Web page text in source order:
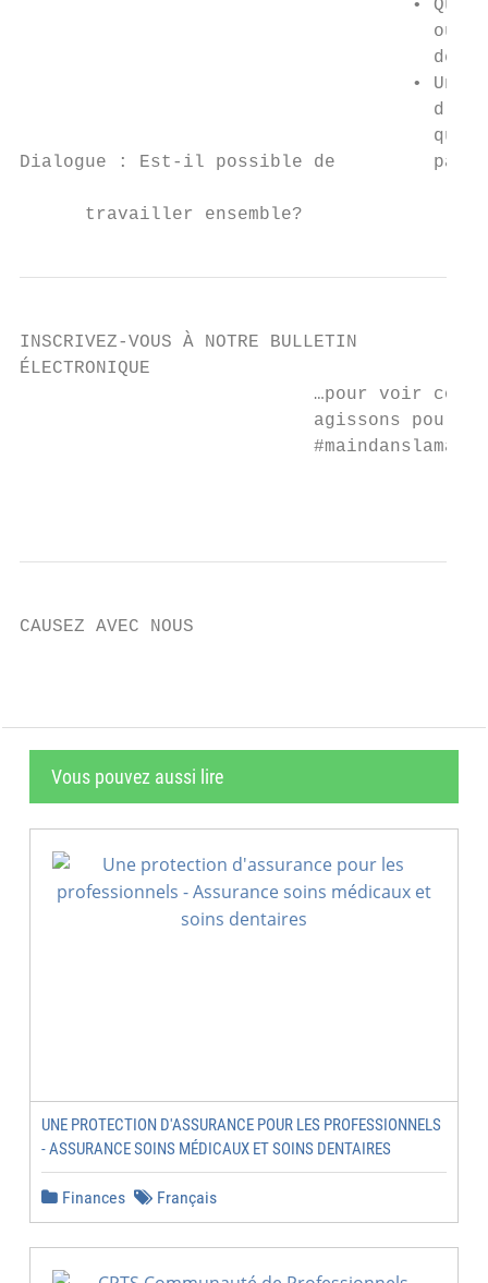
•
ou
de
• Une
Dialogue : Est-il possible de
      travailler ensemble?
INSCRIVEZ-VOUS À NOTRE BULLETIN
ÉLECTRONIQUE
…pour voir
agissons pour
                           #maindanslamain
CAUSEZ AVEC NOUS
Vous pouvez aussi lire
UNE PROTECTION D'ASSURANCE POUR LES PROFESSIONNELS
- ASSURANCE SOINS MÉDICAUX ET SOINS DENTAIRES
Finances Français